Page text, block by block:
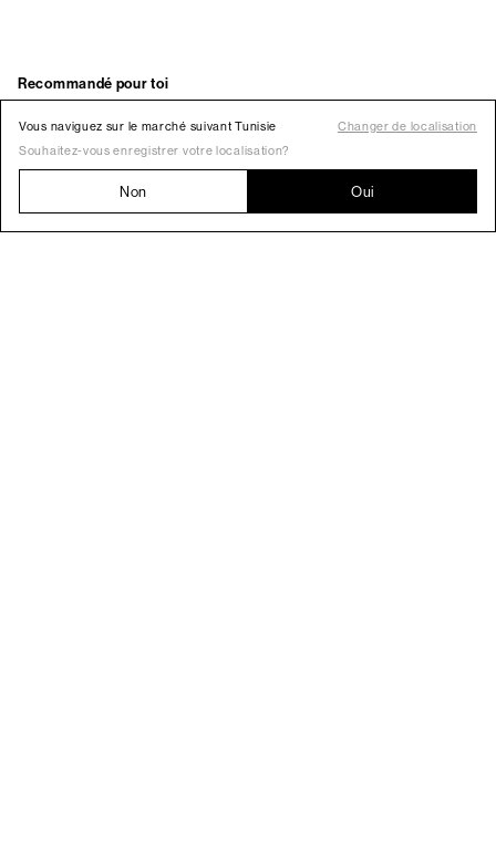
Vous naviguez sur le marché suivant Tunisie
Changer de localisation
Souhaitez-vous enregistrer votre localisation?
Non Oui